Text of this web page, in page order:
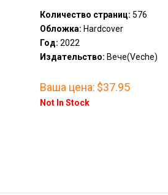
Количество страниц: 576
Обложка: Hardcover
Год: 2022
Издательство: Вече(Veche)
Ваша цена: $37.95
Not In Stock